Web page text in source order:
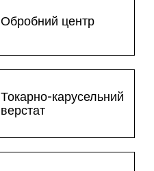
Обробний центр
Токарно-карусельний
верстат